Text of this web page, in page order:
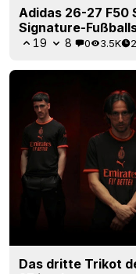
Adidas 26-27 F50
Signature-
19 8 0 3.5K
Das dritte Trikot